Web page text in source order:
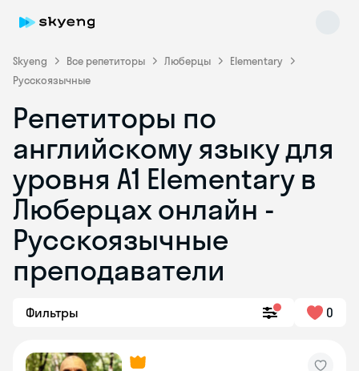
Skyeng Все репетиторы Люберцы
Elementary
Русскоязычные
Репетиторы по
английскому языку для
уровня A1 Elementary в
Люберцах онлайн -
Русскоязычные
преподаватели
Фильтры 0
Skyeng Chat